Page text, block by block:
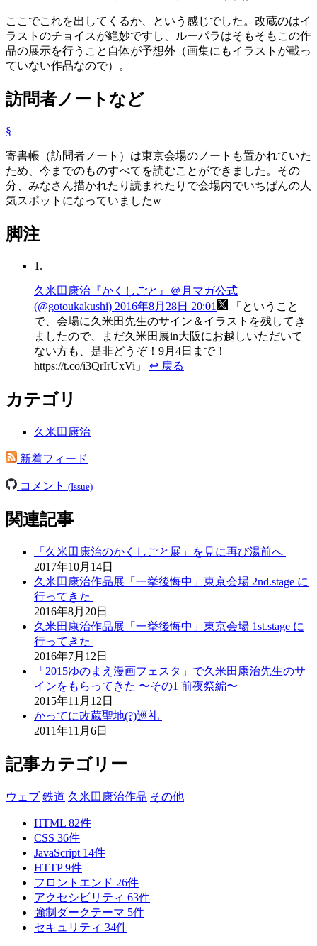
ここでこれを出してくるか、という感じでした。改蔵のはイ
ラストのチョイスが絶妙ですし、ルーパラはそもそもこの作
品の展示を行うこと自体が予想外（画集にもイラストが載っ
ていない作品なので）。
訪問者ノートなど
§
寄書帳（訪問者ノート）は東京会場のノートも置かれていた
ため、今までのものすべてを読むことができました。その
分、みなさん描かれたり読まれたりで会場内でいちばんの人
気スポットになっていましたw
脚注
1.
久米田康治『かくしごと』＠月マガ公式
(@gotoukakushi) 2016年8月28日 20:01
ということ
で、会場に久米田先生のサイン＆イラストを残してき
ましたので、まだ久米田展in大阪にお越しいただいて
ない方も、是非どうぞ！9月4日まで！
https://t.co/i3QrIrUxVi
↩ 戻る
カテゴリ
久米田康治
新着フィード
コメント (Issue)
関連記事
「久米田康治のかくしごと展」を見に再び湯前へ
2017年10月14日
久米田康治作品展「一挙後悔中」東京会場 2nd.stage に
行ってきた
2016年8月20日
久米田康治作品展「一挙後悔中」東京会場 1st.stage に
行ってきた
2016年7月12日
「2015ゆのまえ漫画フェスタ」で久米田康治先生のサ
インをもらってきた 〜その1 前夜祭編〜
2015年11月12日
かってに改蔵聖地(?)巡礼
2011年11月6日
記事カテゴリー
ウェブ 鉄道 久米田康治作品 その他
HTML 82件
CSS 36件
JavaScript 14件
HTTP9件
フロントエンド 26件
アクセシビリティ 63件
強制ダークテーマ 5件
セキュリティ 34件